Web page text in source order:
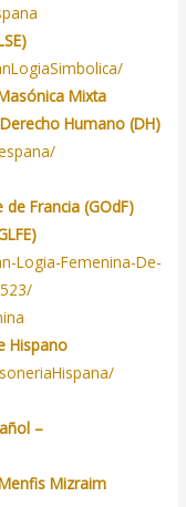
Mixta
Humano (DH)
de Francia (GOdF)
Logia-Femenina-De-
Hispano
–
Mizraim